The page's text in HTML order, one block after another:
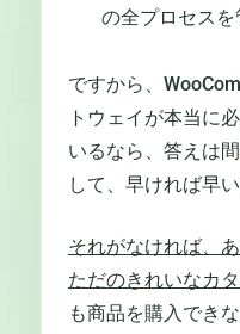
の全プロセスを
ですから、
トウェイが本当に
いるなら、答えは
して、早ければ早
それがなければ、
ただのきれいなカ
も商品を購入でき